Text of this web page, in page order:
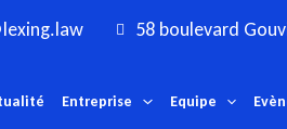
58 boulevard
Entreprise Equipe